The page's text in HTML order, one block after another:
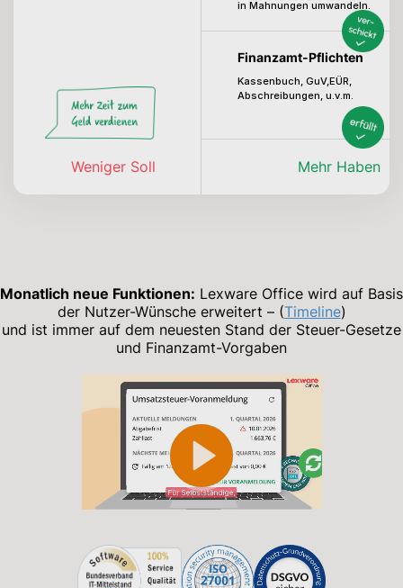
Weniger Soll
in Mahnungen umwandeln.
Finanzamt-Pflichten
Kassenbuch, GuV,EÜR,
Abschreibungen, u.v.m.
Mehr Haben
Monatlich neue Funktionen: Lexware Office wird auf Basis
der Nutzer-Wünsche erweitert – (Timeline)
und ist immer auf dem neuesten Stand der Steuer-Gesetze
und Finanzamt-Vorgaben